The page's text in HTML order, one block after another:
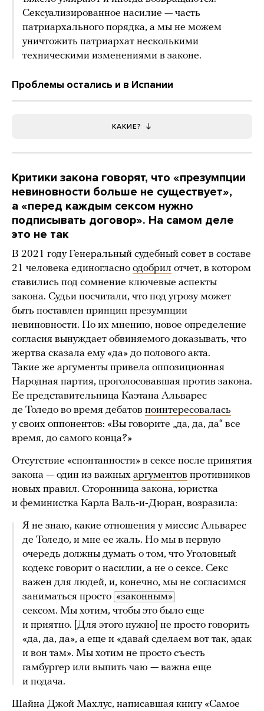
Сексуализированное насилие — часть
патриархального порядка, а мы не можем
уничтожить патриархат несколькими
техническими изменениями в законе.
Проблемы остались и в Испании
КАКИЕ?
Критики закона говорят, что «презумпции
невиновности больше не существует»,
а «перед каждым сексом нужно
подписывать договор». На самом деле
это не так
В 2021 году Генеральный судебный совет в составе
21 человека единогласно одобрил отчет, в котором
ставились под сомнение ключевые аспекты
закона. Судьи посчитали, что под угрозу может
быть поставлен принцип презумпции
невиновности. По их мнению, новое определение
согласия вынуждает обвиняемого доказывать, что
жертва сказала ему «да» до полового акта.
Такие же аргументы привела оппозиционная
Народная партия, проголосовавшая против закона.
Ее представительница Каэтана Альварес
де Толедо во время дебатов поинтересовалась
у своих оппонентов: «Вы говорите „да, да, да“ все
время, до самого конца?»
Отсутствие «спонтанности» в сексе после принятия
закона — один из важных аргументов противников
новых правил. Сторонница закона, юристка
и феминистка Карла Валь-и-Дюран, возразила:
Я не знаю, какие отношения у миссис Альварес
де Толедо, и мне ее жаль. Но мы в первую
очередь должны думать о том, что Уголовный
кодекс говорит о насилии, а не о сексе. Секс
важен для людей, и, конечно, мы не согласимся
заниматься просто «законным»
сексом. Мы хотим, чтобы это было еще
и приятно. [Для этого нужно] не просто говорить
«да, да, да», а еще и «давай сделаем вот так, эдак
и вон там». Мы хотим не просто съесть
гамбургер или выпить чаю — важна еще
и подача.
Шайна Джой Махлус, написавшая книгу «Самое